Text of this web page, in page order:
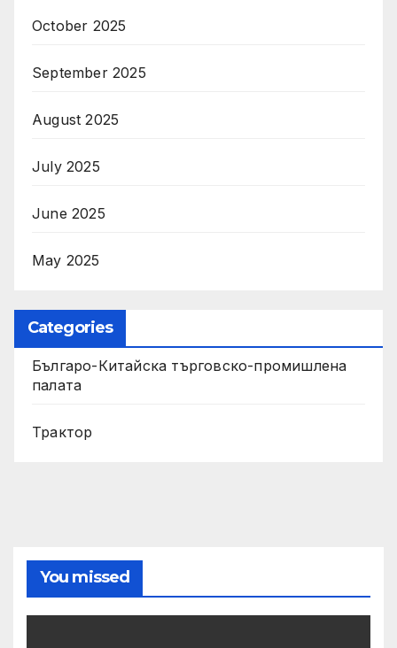
October 2025
September 2025
August 2025
July 2025
June 2025
May 2025
Categories
Българо-Китайска търговско-промишлена
палата
Трактор
You missed